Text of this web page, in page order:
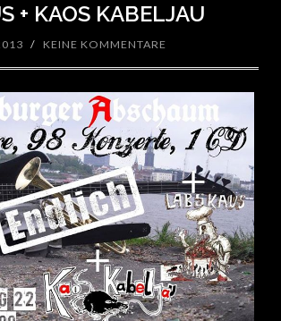
+ KAOS KABELJAU
/ KEINE KOMMENTARE